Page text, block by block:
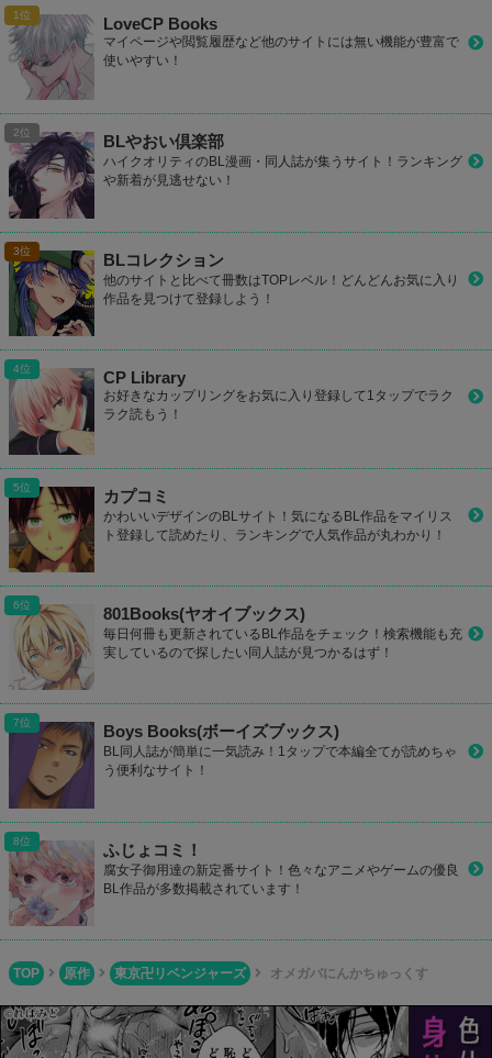
LoveCP Books
マイページや閲覧履歴など他のサイトには無い機能が豊富で
使いやすい！
BLやおい倶楽部
ハイクオリティのBL漫画・同人誌が集うサイト！ランキング
や新着が見逃せない！
BLコレクション
他のサイトと比べて冊数はTOPレベル！どんどんお気に入り
作品を見つけて登録しよう！
CP Library
お好きなカップリングをお気に入り登録して1タップでラク
ラク読もう！
カプコミ
かわいいデザインのBLサイト！気になるBL作品をマイリス
ト登録して読めたり、ランキングで人気作品が丸わかり！
801Books(ヤオイブックス)
毎日何冊も更新されているBL作品をチェック！検索機能も充
実しているので探したい同人誌が見つかるはず！
Boys Books(ボーイズブックス)
BL同人誌が簡単に一気読み！1タップで本編全てが読めちゃ
う便利なサイト！
ふじょコミ！
腐女子御用達の新定番サイト！色々なアニメやゲームの優良
BL作品が多数掲載されています！
TOP 原作 東京卍リベンジャーズ オメガバにんかちゅっくす